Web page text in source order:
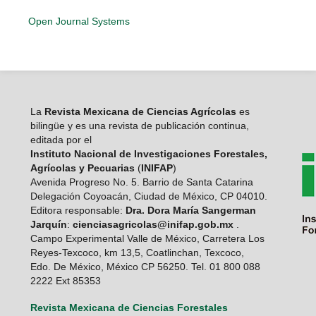
Open Journal Systems
La Revista Mexicana de Ciencias Agrícolas es
bilingüe y es una revista de publicación continua,
editada por el
Instituto Nacional de Investigaciones Forestales,
Agrícolas y Pecuarias (INIFAP)
Avenida Progreso No. 5. Barrio de Santa Catarina
Delegación Coyoacán, Ciudad de México, CP 04010.
Editora responsable: Dra. Dora María Sangerman
Jarquín: cienciasagricolas@inifap.gob.mx.
Campo Experimental Valle de México, Carretera Los
Reyes-Texcoco, km 13,5, Coatlinchan, Texcoco,
Edo. De México, México CP 56250. Tel. 01 800 088
2222 Ext 85353
Revista Mexicana de Ciencias Forestales